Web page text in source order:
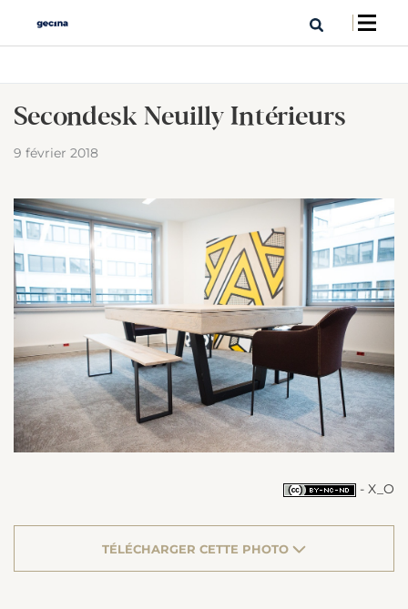
Secondesk Neuilly Intérieurs
9 février 2018
- X_O
TÉLÉCHARGER CETTE PHOTO